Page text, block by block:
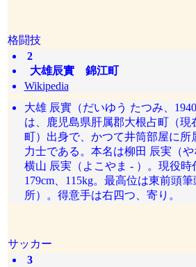
格闘技
2
大雄辰實 錦江町
Wikipedia
大雄 辰實（だいゆう たつみ、1940
は、鹿児島県肝属郡大根占町（現
町）出身で、かつて井筒部屋に所
力士である。本名は柳田 辰実（
横山 辰実（よこやま - ）。現役時
179cm、115kg。最高位は東前頭
所）。得意手は右四つ、寄り。
サッカー
3